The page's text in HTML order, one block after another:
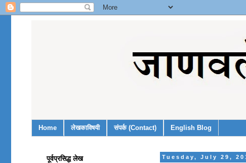
Home लेखकाविषयी संपर्क (Contact) English Blog
Tuesday, July 29,
पूर्वप्रसिद्ध लेख